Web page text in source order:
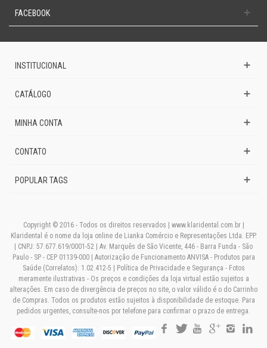
FACEBOOK
INSTITUCIONAL
CATÁLOGO
MINHA CONTA
CONTATO
POPULAR TAGS
Copyright © 2016 - Todos os direitos reservados | www.klaridental.com.br |
Klaridental é o nome da loja online de Lianka Comércio e Representações Ltda. EPP.
| CNPJ: 57.677.619/0001-52 | Av. Marquês de São Vicente, 446 - Barra Funda - São
Paulo - SP - CEP 01139-000 | Autorização de Funcionamento ANVISA - Produtos para
Saúde (Correlatos): 1.02.412-5 | Política de Privacidade e Segurança - Fotos
meramente ilustrativas - Os preços e condições da loja virtual estão sujeitos a
alterações. Em caso de divergência de preços no site, o valor válido é o do Carrinho
de Compras. Todos os produtos estão sujeitos à disponibilidade de estoque. Para
pedidos urgentes, consulte-nos por telefone para confirmar o prazo de entrega.